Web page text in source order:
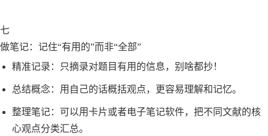
七
做笔记：记住“有用的”而非“全部”
精准记录：只摘录对题目有用的信息，别啥都抄！
总结概念：用自己的话概括观点，更容易理解和记忆。
整理笔记：可以用卡片或者电子笔记软件，把不同文献的核
心观点分类汇总。